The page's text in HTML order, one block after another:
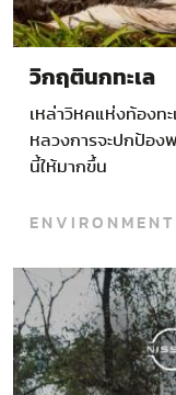
วิกฤตินกทะเล
เหล่าวิหคแห่งท้องท
หลวงการจะปกป้อง
นี้ให้มากขึ้น
ENVIRONMENT